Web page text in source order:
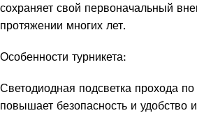
сохраняет свой первоначальный
протяжении многих лет.
Особенности турникета:
Светодиодная подсветка прохода
повышает безопасность и удобство